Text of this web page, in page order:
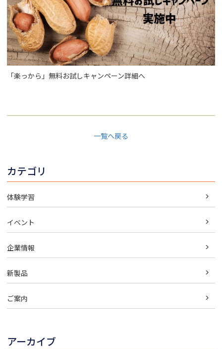
「楽っから」無料お試しキャンペーン詳細へ
一覧へ戻る
カテゴリ
体験学習
イベント
企業情報
新製品
ご案内
アーカイブ